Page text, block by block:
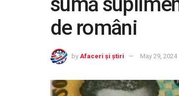
de români
by Afaceri și știri May 29, 2024